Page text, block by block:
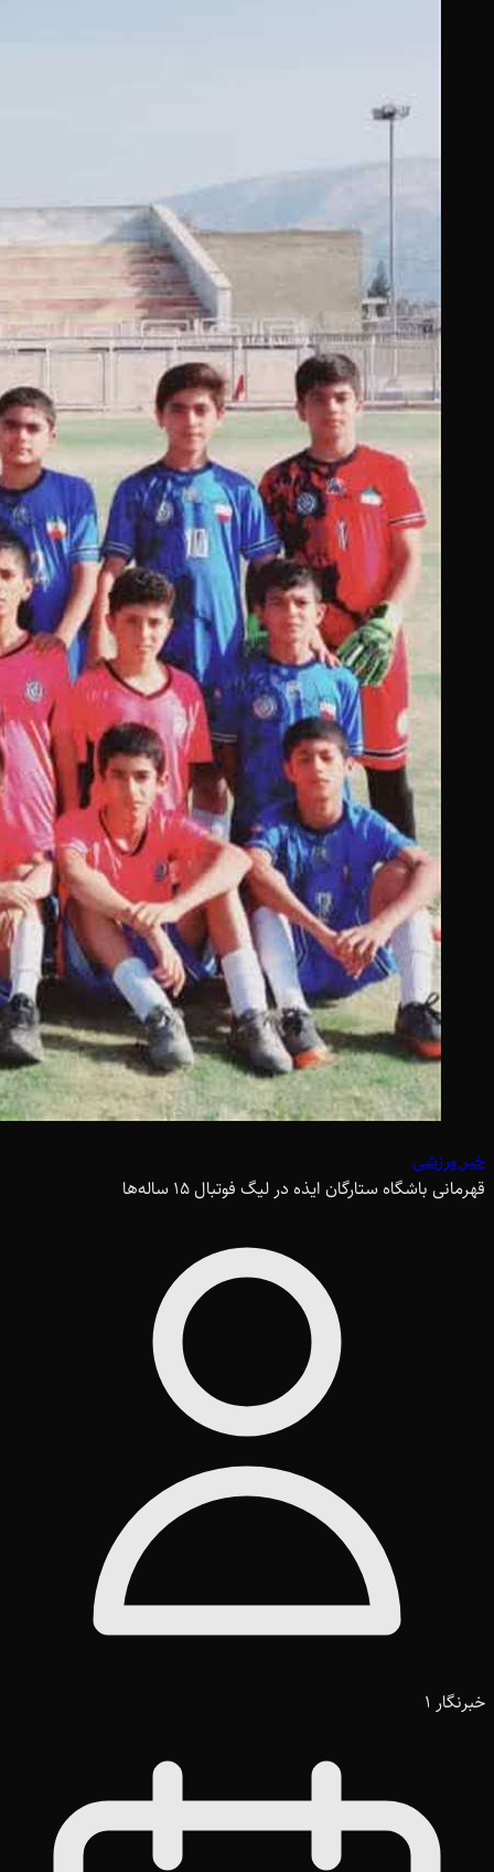
خبر ورزشی
قهرمانی باشگاه ستارگان ایذه در لیگ فوتبال ۱۵ ساله‌ها
خبرنگار 1